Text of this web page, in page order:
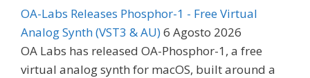
OA-Labs Releases Phosphor-1 - Free Virtual
Analog Synth (VST3 & AU)6 Agosto 2026
OA Labs has released OA-Phosphor-1, a free
virtual analog synth for macOS, built around a